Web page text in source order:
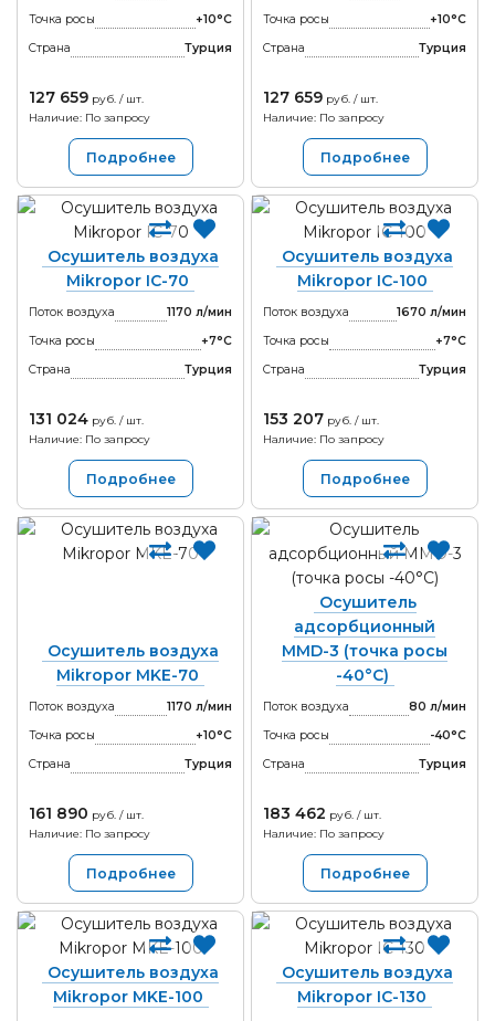
Точка росы
+10°С
Страна
Турция
127 659 руб. / шт.
Наличие: По запросу
Подробнее
Точка росы
+10°С
Страна
Турция
127 659 руб. / шт.
Наличие: По запросу
Подробнее
Осушитель воздуха
Mikropor IC-70
Поток воздуха
1170 л/мин
Точка росы
+7°С
Страна
Турция
131 024 руб. / шт.
Наличие: По запросу
Подробнее
Осушитель воздуха
Mikropor IC-100
Поток воздуха
1670 л/мин
Точка росы
+7°С
Страна
Турция
153 207 руб. / шт.
Наличие: По запросу
Подробнее
Осушитель воздуха
Mikropor MKE-70
Поток воздуха
1170 л/мин
Точка росы
+10°С
Страна
Турция
161 890 руб. / шт.
Наличие: По запросу
Подробнее
Осушитель
адсорбционный
MMD-3 (точка росы
-40°С)
Поток воздуха
80 л/мин
Точка росы
-40°С
Страна
Турция
183 462 руб. / шт.
Наличие: По запросу
Подробнее
Осушитель воздуха
Mikropor MKE-100
Осушитель воздуха
Mikropor IC-130